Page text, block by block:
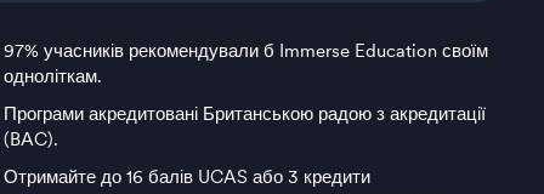
97% учасників рекомендували б Immerse Education своїм
одноліткам.
Програми акредитовані Британською радою з акредитації
(BAC).
Отримайте до 16 балів UCAS або 3 кредити